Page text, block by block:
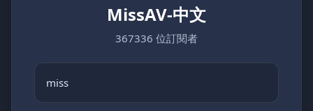
MissAV-中文
367336 位訂閱者
miss